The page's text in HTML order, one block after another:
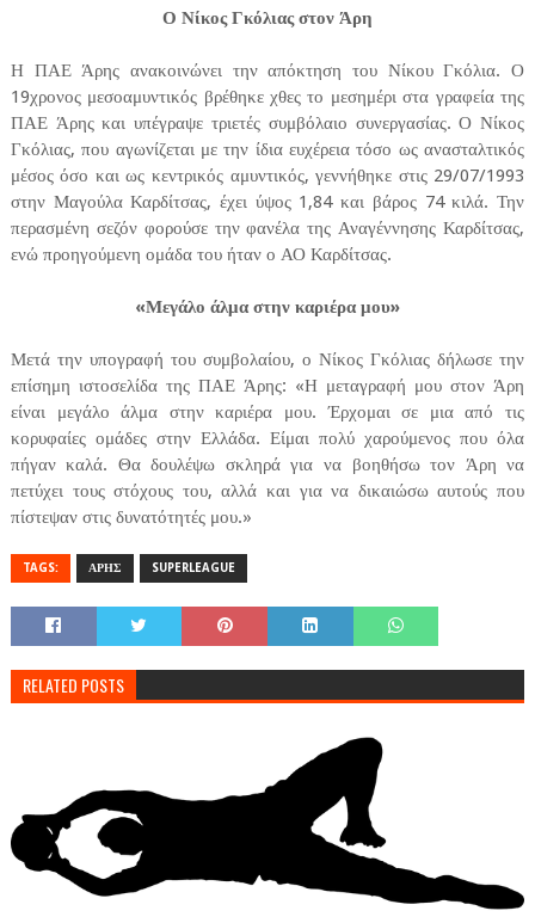
Ο Νίκος Γκόλιας στον Άρη
Η ΠΑΕ Άρης ανακοινώνει την απόκτηση του Νίκου Γκόλια. Ο
19χρονος μεσοαμυντικός βρέθηκε χθες το μεσημέρι στα γραφεία της
ΠΑΕ Άρης και υπέγραψε τριετές συμβόλαιο συνεργασίας. Ο Νίκος
Γκόλιας, που αγωνίζεται με την ίδια ευχέρεια τόσο ως ανασταλτικός
μέσος όσο και ως κεντρικός αμυντικός, γεννήθηκε στις 29/07/1993
στην Μαγούλα Καρδίτσας, έχει ύψος 1,84 και βάρος 74 κιλά. Την
περασμένη σεζόν φορούσε την φανέλα της Αναγέννησης Καρδίτσας,
ενώ προηγούμενη ομάδα του ήταν ο ΑΟ Καρδίτσας.
«Μεγάλο άλμα στην καριέρα μου»
Μετά την υπογραφή του συμβολαίου, ο Νίκος Γκόλιας δήλωσε την
επίσημη ιστοσελίδα της ΠΑΕ Άρης: «Η μεταγραφή μου στον Άρη
είναι μεγάλο άλμα στην καριέρα μου. Έρχομαι σε μια από τις
κορυφαίες ομάδες στην Ελλάδα. Είμαι πολύ χαρούμενος που όλα
πήγαν καλά. Θα δουλέψω σκληρά για να βοηθήσω τον Άρη να
πετύχει τους στόχους του, αλλά και για να δικαιώσω αυτούς που
πίστεψαν στις δυνατότητές μου.»
TAGS: ΑΡΗΣ SUPERLEAGUE
RELATED POSTS